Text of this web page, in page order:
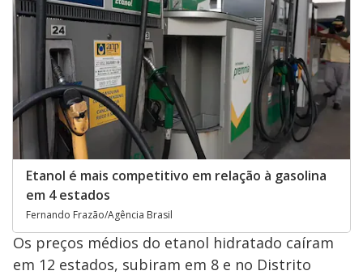
Etanol é mais competitivo em relação à gasolina
em 4 estados
Fernando Frazão/Agência Brasil
Os preços médios do etanol hidratado caíram
em 12 estados, subiram em 8 e no Distrito